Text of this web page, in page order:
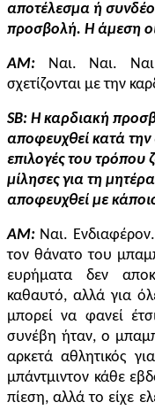
αποτέλεσμα ή
προσβολή. Η άμεση
AM: Ναι. Ναι.
σχετίζονται με την
SB: Η καρδιακή
αποφευχθεί κατά
επιλογές του τρόπου
μίλησες για τη
αποφευχθεί με
AM: Ναι. Ενδιαφέρον
τον θάνατο του
ευρήματα δεν αποκ
καθαυτό, αλλά για
μπορεί να φανεί
συνέβη ήταν, ο
αρκετά αθλητικός
μπάντμιντον κάθε
πίεση, αλλά το είχε